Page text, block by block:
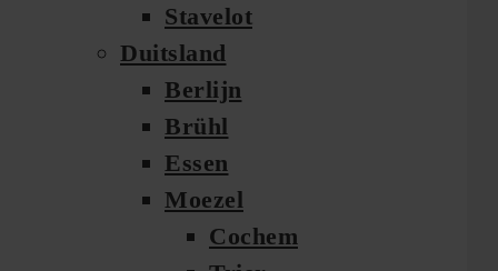
Stavelot
Duitsland
Berlijn
Brühl
Essen
Moezel
Cochem